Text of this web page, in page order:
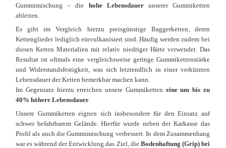
Gummimischung – die hohe Lebensdauerunserer Gummiketten
ableiten.
Es gibt im Vergleich hierzu preisgünstige Baggerketten, deren
Kettenglieder lediglich einvulkanisiert sind. Häufig werden zudem bei
diesen Ketten Materialien mit relativ niedriger Härte verwendet. Das
Resultat ist oftmals eine vergleichsweise geringe Gummikettenstärke
und Widerstandsfestigkeit, was sich letztendlich in einer verkürzten
Lebensdauer der Ketten bemerkbar machen kann.
Im Gegensatz hierzu erreichen unsere Gummiketten eine um bis zu
40% höhere Lebensdauer.
Unsere Gummiketten eignen sich insbesondere für den Einsatz auf
schwer befahrbarem Gelände. Hierfür wurde neben der Karkasse das
Profil als auch die Gummimischung verbessert. In dem Zusammenhang
war es während der Entwicklung das Ziel, die Bodenhaftung (Grip) bei